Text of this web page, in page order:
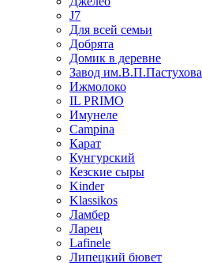
J7
Для всей семьи
Добрята
Домик в деревне
Завод им.В.П.Пастухова
Ижмолоко
IL PRIMO
Имунеле
Campina
Карат
Кунгурский
Кезские сыры
Kinder
Klassikos
Ламбер
Ларец
Lafinele
Липецкий бювет